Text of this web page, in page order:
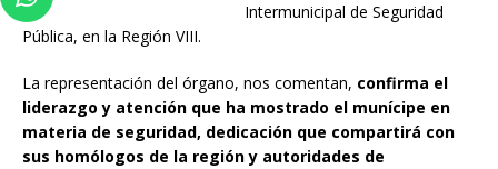
Intermunicipal de Seguridad
Pública, en la Región VIII.
La representación del órgano, nos comentan, confirma el
liderazgo y atención que ha mostrado el munícipe en
materia de seguridad, dedicación que compartirá con
sus homólogos de la región y autoridades de